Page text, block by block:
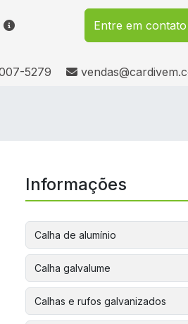
Entre em
5279 E-mail:
Informações
Calha de alumínio
Calha galvalume
Calhas e rufos galvanizados